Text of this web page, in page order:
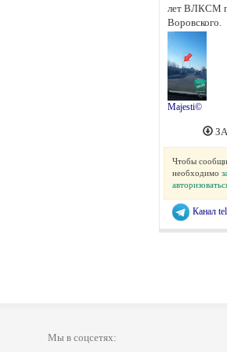
лет ВЛКСМ
Воровского.
Majesti©
Чтобы
необходимо
Канал
Мы в соцсетях: